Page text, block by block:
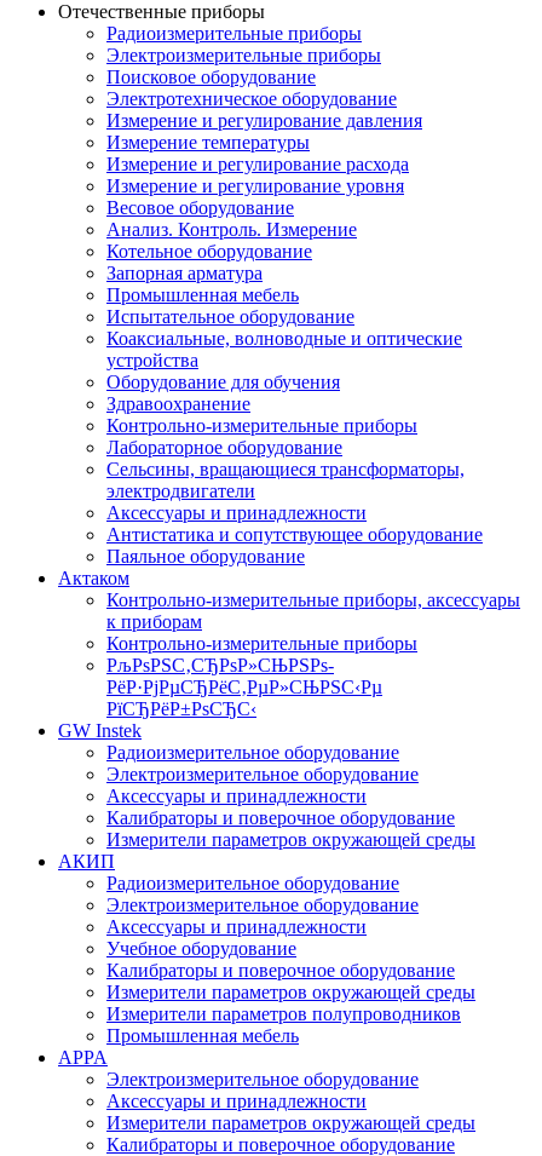
Отечественные приборы
Радиоизмерительные приборы
Электроизмерительные приборы
Поисковое оборудование
Электротехническое оборудование
Измерение и регулирование давления
Измерение температуры
Измерение и регулирование расхода
Измерение и регулирование уровня
Весовое оборудование
Анализ. Контроль. Измерение
Котельное оборудование
Запорная арматура
Промышленная мебель
Испытательное оборудование
Коаксиальные, волноводные и оптические
устройства
Оборудование для обучения
Здравоохранение
Контрольно-измерительные приборы
Лабораторное оборудование
Сельсины, вращающиеся трансформаторы,
электродвигатели
Аксессуары и принадлежности
Антистатика и сопутствующее оборудование
Паяльное оборудование
Актаком
Контрольно-измерительные приборы, аксессуары
к приборам
Контрольно-измерительные приборы
РљРѕРЅС‚СЂРѕР»СЊРЅРѕ-
РёР·РјРµСЂРёС‚РµР»СЊРЅС‹Рµ
РїСЂРёР±РѕСЂС‹
GW Instek
Радиоизмерительное оборудование
Электроизмерительное оборудование
Аксессуары и принадлежности
Калибраторы и поверочное оборудование
Измерители параметров окружающей среды
АКИП
Радиоизмерительное оборудование
Электроизмерительное оборудование
Аксессуары и принадлежности
Учебное оборудование
Калибраторы и поверочное оборудование
Измерители параметров окружающей среды
Измерители параметров полупроводников
Промышленная мебель
APPA
Электроизмерительное оборудование
Аксессуары и принадлежности
Измерители параметров окружающей среды
Калибраторы и поверочное оборудование